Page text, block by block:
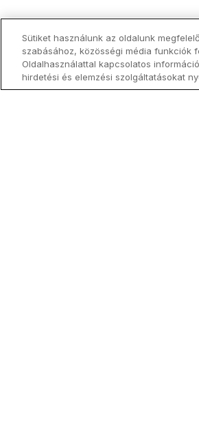
Sütiket használunk az oldalunk
szabásához, közösségi média funkciók
Oldalhasználattal kapcsolatos
hirdetési és elemzési szolgáltatásokat